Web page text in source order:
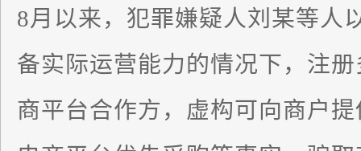
8月以来，犯罪嫌疑人刘某等人
备实际运营能力的情况下，注
商平台合作方，虚构可向商户